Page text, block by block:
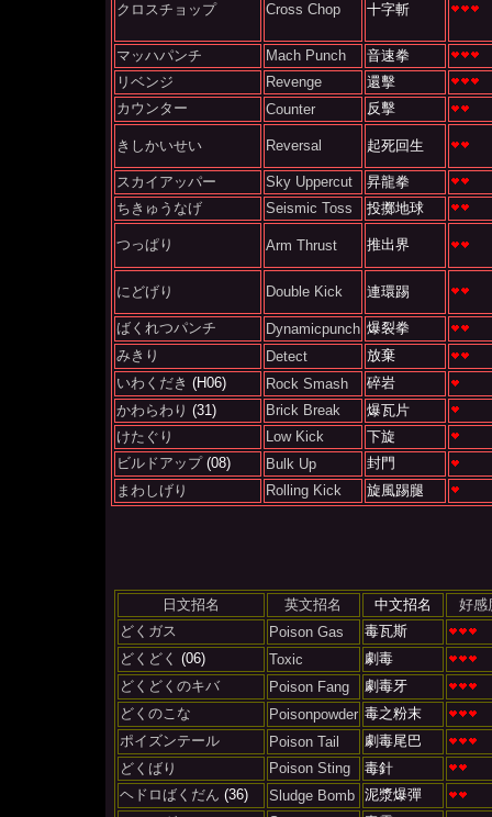
クロスチョップ Cross Chop 十字斬
マッハパンチ Mach Punch
音速拳
リベンジ
Revenge
還擊
カウンター
Counter 反擊
きしかいせい Reversal 起死回生
スカイアッパー Sky Uppercut
昇龍拳
ちきゅうなげ
Seismic Toss 投擲地球
つっぱり Arm Thrust 推出界
にどげり Double Kick 連環踢
ばくれつパンチ Dynamicpunch 爆裂拳
みきり
Detect
放棄
いわくだき (H06) Rock Smash
碎岩
かわらわり (31) Brick Break
爆瓦片
けたぐり
Low Kick
下旋
ビルドアップ(08) Bulk Up
封門
まわしげり
Rolling Kick 旋風踢腿
日文招名 英文招名 中文招名
好感
どくガス
Poison Gas
毒瓦斯
どくどく (06) Toxic
劇毒
どくどくのキバ
Poison Fang
劇毒牙
どくのこな
Poisonpowder 毒之粉末
ポイズンテール
Poison Tail
劇毒尾巴
どくばり
Poison Sting
毒針
ヘドロばくだん (36) Sludge Bomb
泥漿爆彈